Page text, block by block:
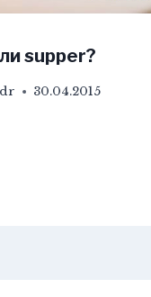
supper?
30.04.2015